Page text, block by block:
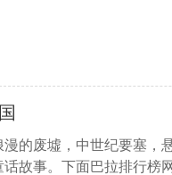
的废墟，中世纪要塞，
故事。下面巴拉排行榜